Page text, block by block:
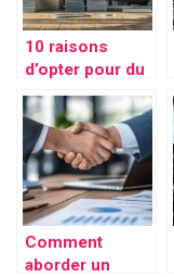
10 raisons
d’opter pour du
papier recycle
dans votre
entreprise
Comment
aborder un